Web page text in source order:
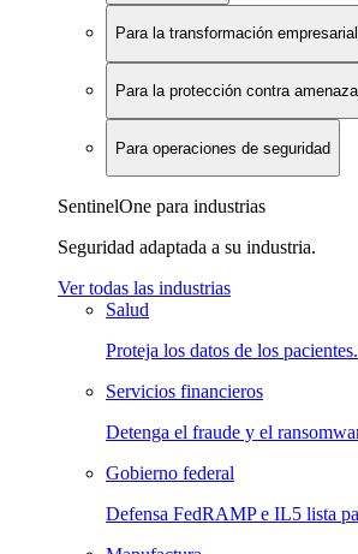
Para la transformación empresarial
Para la protección contra
Para operaciones de seguridad
SentinelOne para industrias
Seguridad adaptada a su industria.
Ver todas las industrias
Salud
Proteja los datos de los
Servicios financieros
Detenga el fraude y el
Gobierno federal
Defensa FedRAMP e IL5 lista